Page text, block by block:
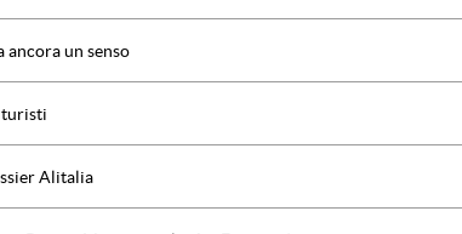
ancora un senso
turisti
Alitalia